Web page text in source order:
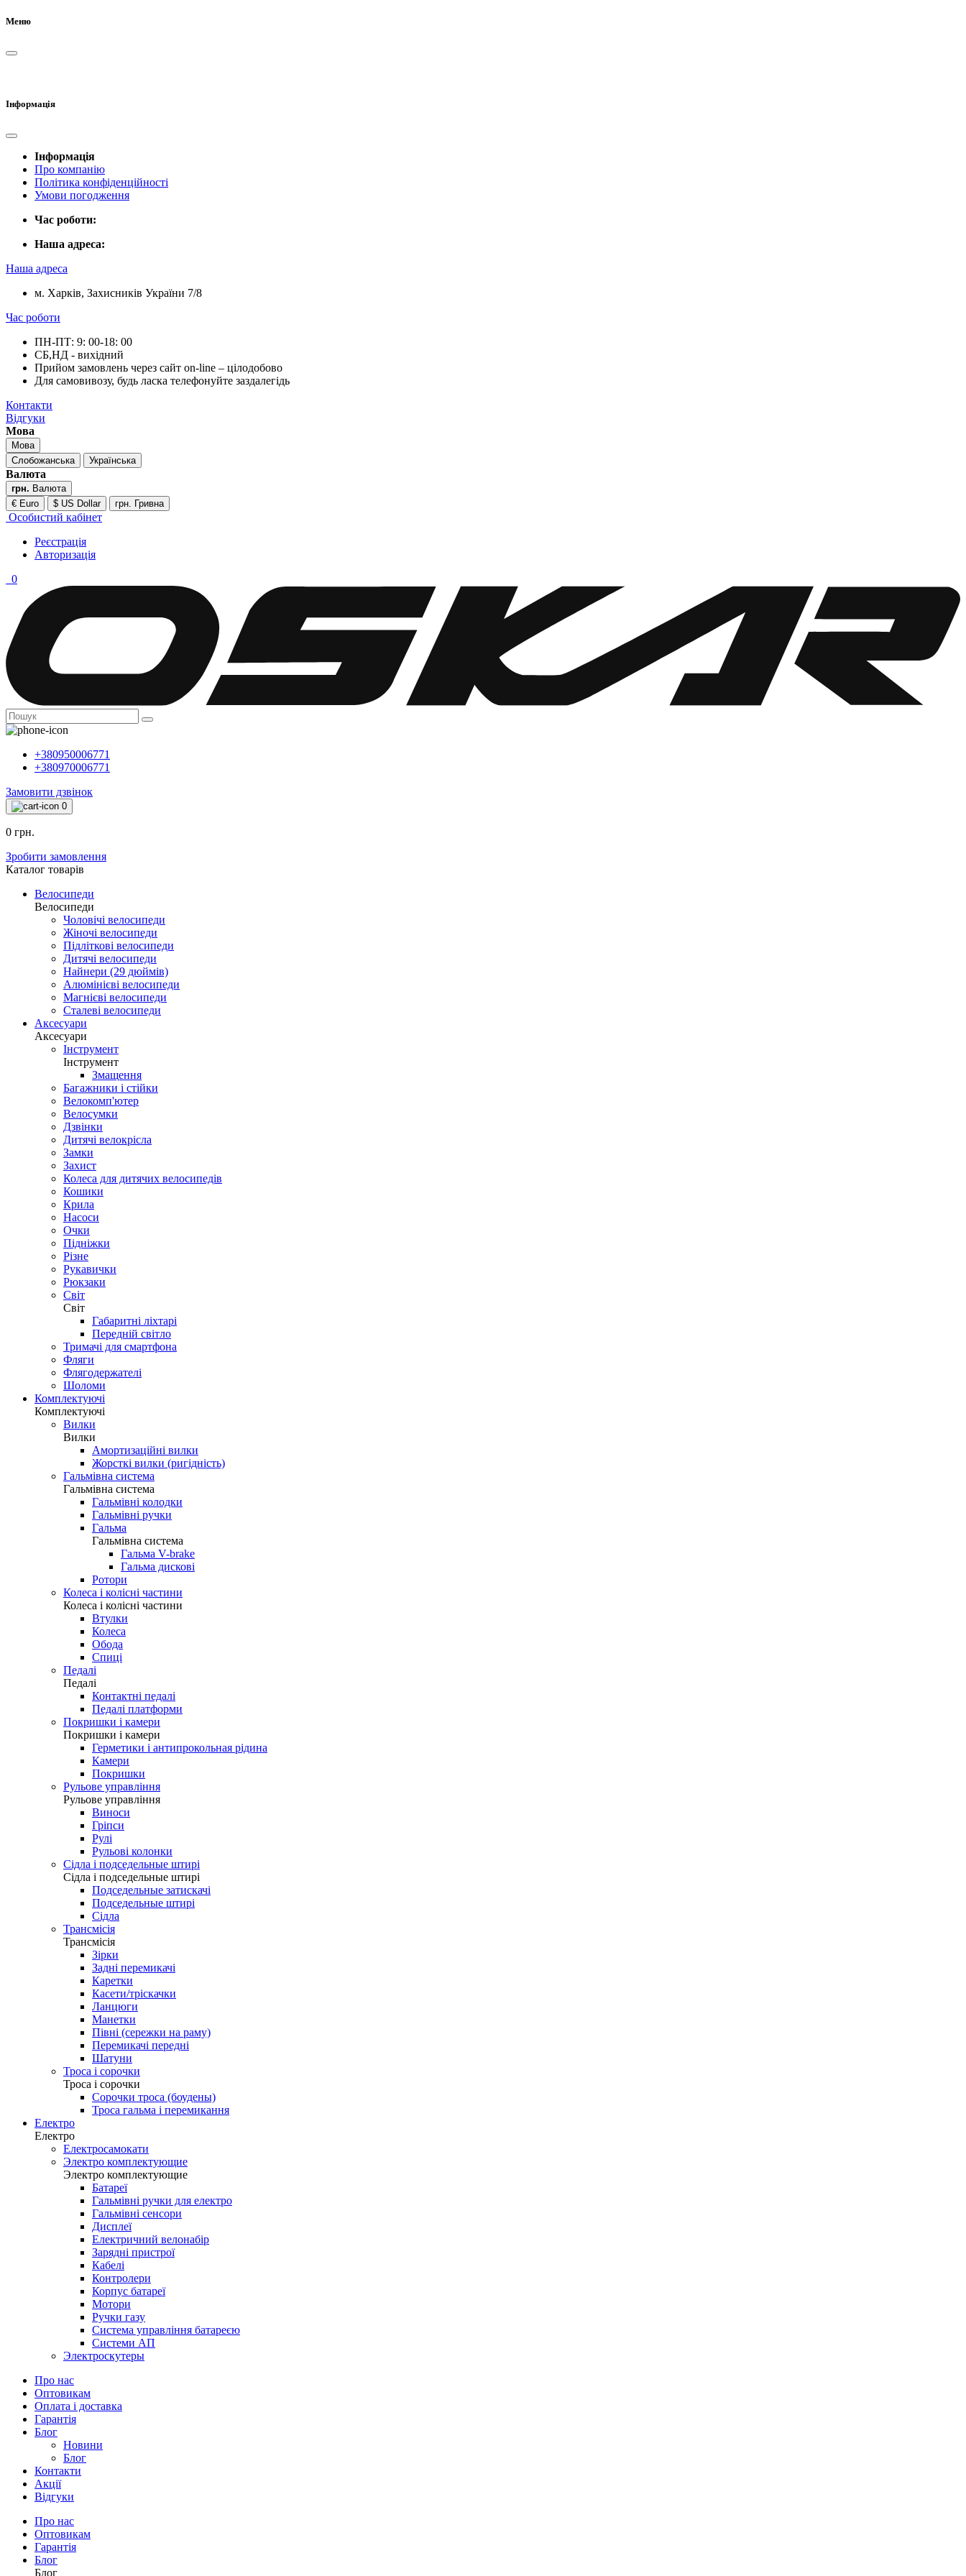
Меню
Інформація
Інформація
Про компанію
Політика конфіденційності
Умови погодження
Час роботи:
Наша адреса:
Наша адреса
м. Харків, Захисників України 7/8
Час роботи
ПН-ПТ: 9: 00-18: 00
СБ,НД - вихідний
Прийом замовлень через сайт on-line – цілодобово
Для самовивозу, будь ласка телефонуйте заздалегідь
Контакти
Відгуки
Мова
Мова
Слобожанська
Українська
Валюта
грн. Валюта
€ Euro
$ US Dollar грн. Гривна
Особистий кабінет
Реєстрація
Авторизація
0
+380950006771
+380970006771
Замовити дзвінок
0
0 грн.
Зробити замовлення
Каталог товарiв
Велосипеди
Велосипеди
Чоловічі велосипеди
Жіночі велосипеди
Підліткові велосипеди
Дитячі велосипеди
Найнери (29 дюймів)
Алюмінієві велосипеди
Магнієві велосипеди
Сталеві велосипеди
Аксесуари
Аксесуари
Інструмент
Інструмент
Змащення
Багажники і стійки
Велокомп'ютер
Велосумки
Дзвінки
Дитячі велокрісла
Замки
Захист
Колеса для дитячих велосипедів
Кошики
Крила
Насоси
Очки
Підніжки
Різне
Рукавички
Рюкзаки
Світ
Світ
Габаритні ліхтарі
Передній світло
Тримачі для смартфона
Фляги
Флягодержателі
Шоломи
Комплектуючі
Комплектуючі
Вилки
Вилки
Амортизаційні вилки
Жорсткі вилки (ригідність)
Гальмівна система
Гальмівна система
Гальмівні колодки
Гальмівні ручки
Гальма
Гальмівна система
Гальма V-brake
Гальма дискові
Ротори
Колеса і колісні частини
Колеса і колісні частини
Втулки
Колеса
Обода
Спиці
Педалі
Педалі
Контактні педалі
Педалі платформи
Покришки і камери
Покришки і камери
Герметики і антипрокольная рідина
Камери
Покришки
Рульове управління
Рульове управління
Виноси
Гріпси
Рулі
Рульові колонки
Сідла і подседельные штирі
Сідла і подседельные штирі
Подседельные затискачі
Подседельные штирі
Сідла
Трансмісія
Трансмісія
Зірки
Задні перемикачі
Каретки
Касети/тріскачки
Ланцюги
Манетки
Півні (сережки на раму)
Перемикачі передні
Шатуни
Троса і сорочки
Троса і сорочки
Сорочки троса (боудены)
Троса гальма і перемикання
Електро
Електро
Електросамокати
Электро комплектующие
Электро комплектующие
Батареї
Гальмівні ручки для електро
Гальмівні сенсори
Дисплеї
Електричний велонабір
Зарядні пристрої
Кабелі
Контролери
Корпус батареї
Мотори
Ручки газу
Система управління батареєю
Системи АП
Электроскутеры
Про нас
Оптовикам
Оплата і доставка
Гарантія
Блог
Новини
Блог
Контакти
Акції
Відгуки
Про нас
Оптовикам
Гарантія
Блог
Блог